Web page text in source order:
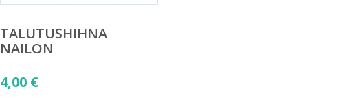
TALUTUSHIHNA
NAILON
4,00 €